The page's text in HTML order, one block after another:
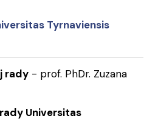
Tyrnaviensis
rady - prof. PhDr. Zuzana
Universitas